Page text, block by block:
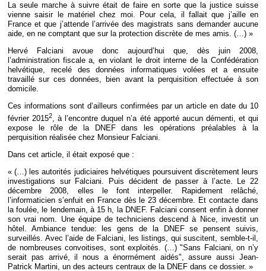
La seule marche à suivre était de faire en sorte que la justice suisse
vienne saisir le matériel chez moi. Pour cela, il fallait que j’aille en
France et que j’attende l’arrivée des magistrats sans demander aucune
aide, en ne comptant que sur la protection discrète de mes amis. (…) »
Hervé Falciani avoue donc aujourd’hui que, dès juin 2008,
l’administration fiscale a, en violant le droit interne de la Confédération
helvétique, recelé des données informatiques volées et a ensuite
travaillé sur ces données, bien avant la perquisition effectuée à son
domicile.
Ces informations sont d’ailleurs confirmées par un article en date du 10
février 20152, à l’encontre duquel n’a été apporté aucun démenti, et qui
expose le rôle de la DNEF dans les opérations préalables à la
perquisition réalisée chez Monsieur Falciani.
Dans cet article, il était exposé que :
« (…) les autorités judiciaires helvétiques poursuivent discrètement leurs
investigations sur Falciani. Puis décident de passer à l’acte. Le 22
décembre 2008, elles le font interpeller. Rapidement relâché,
l’informaticien s’enfuit en France dès le 23 décembre. Et contacte dans
la foulée, le lendemain, à 15 h, la DNEF. Falciani consent enfin à donner
son vrai nom. Une équipe de techniciens descend à Nice, investit un
hôtel. Ambiance tendue: les gens de la DNEF se pensent suivis,
surveillés. Avec l’aide de Falciani, les listings, qui suscitent, semble-t-il,
de nombreuses convoitises, sont exploités. (…) "Sans Falciani, on n’y
serait pas arrivé, il nous a énormément aidés", assure aussi Jean-
Patrick Martini, un des acteurs centraux de la DNEF dans ce dossier. »